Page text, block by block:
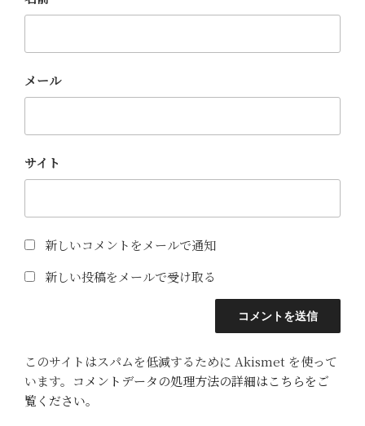
メール
サイト
新しいコメントをメールで通知
新しい投稿をメールで受け取る
このサイトはスパムを低減するために Akismet を使って
います。 コメントデータの処理方法の詳細はこちらをご
覧ください。